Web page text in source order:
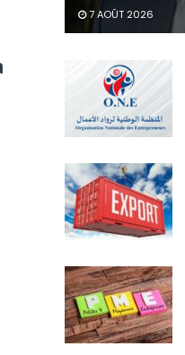
7 AOÛT 2026